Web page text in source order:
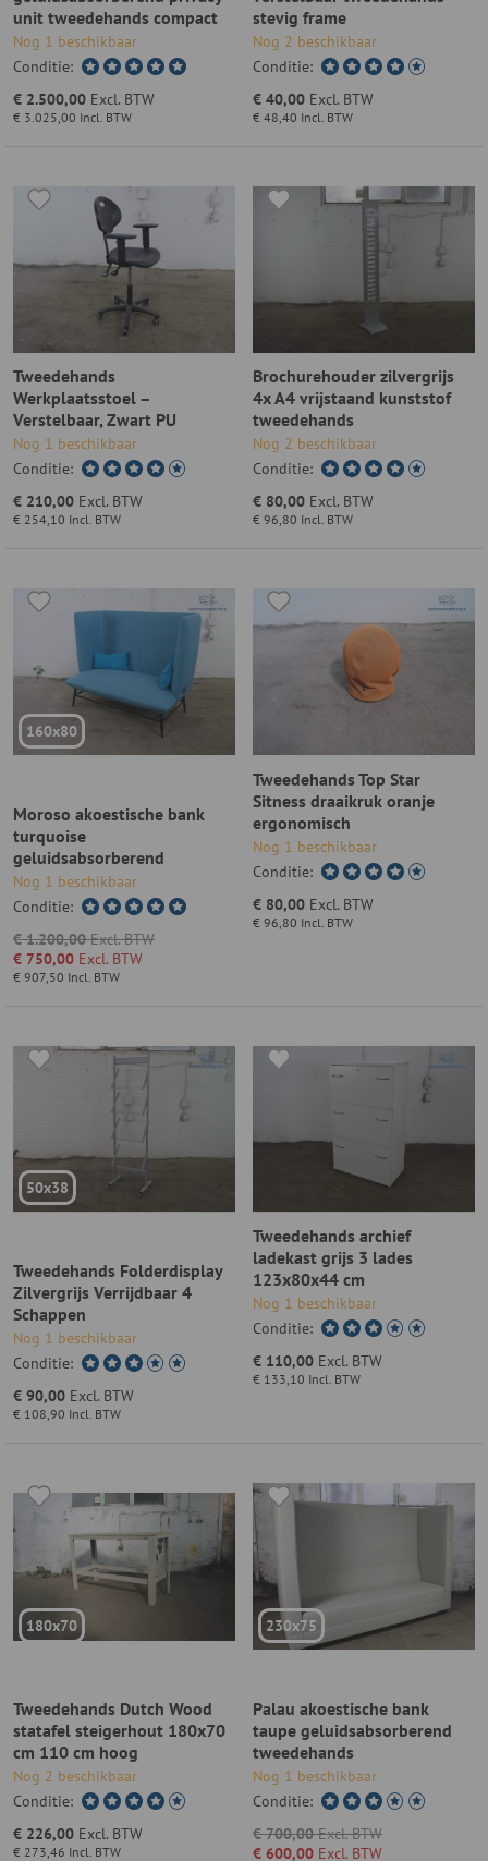
unit tweedehands compact
Nog 1 beschikbaar
Conditie:
€ 3.025,00 Incl. BTW
€ 2.500,00 Excl. BTW
stevig frame
Nog 2 beschikbaar
Conditie:
€ 48,40 Incl. BTW
€ 40,00 Excl. BTW
Tweedehands
Werkplaatsstoel –
Verstelbaar, Zwart PU
Schuim, Draaibaar
Nog 1 beschikbaar
Conditie:
€ 254,10 Incl. BTW
€ 210,00 Excl. BTW
Brochurehouder zilvergrijs
4x A4 vrijstaand kunststof
tweedehands
Nog 2 beschikbaar
Conditie:
€ 96,80 Incl. BTW
€ 80,00 Excl. BTW
160x80
Moroso akoestische bank
turquoise
geluidsabsorberend
tweedehands
Nog 1 beschikbaar
Conditie:
€ 1.200,00 Excl. BTW
€ 907,50 Incl. BTW
€ 750,00 Excl. BTW
Tweedehands Top Star
Sitness draaikruk oranje
ergonomisch
Nog 1 beschikbaar
Conditie:
€ 96,80 Incl. BTW
€ 80,00 Excl. BTW
50x38
Tweedehands Folderdisplay
Zilvergrijs Verrijdbaar 4
Schappen
Nog 1 beschikbaar
Conditie:
€ 108,90 Incl. BTW
€ 90,00 Excl. BTW
Tweedehands archief
ladekast grijs 3 lades
123x80x44 cm
Nog 1 beschikbaar
Conditie:
€ 133,10 Incl. BTW
€ 110,00 Excl. BTW
180x70
Tweedehands Dutch Wood
statafel steigerhout 180x70
cm 110 cm hoog
Nog 2 beschikbaar
Conditie:
€ 273,46 Incl. BTW
€ 226,00 Excl. BTW
230x75
Palau akoestische bank
taupe geluidsabsorberend
tweedehands
Nog 1 beschikbaar
Conditie:
€ 700,00 Excl. BTW
€ 600,00 Excl. BTW